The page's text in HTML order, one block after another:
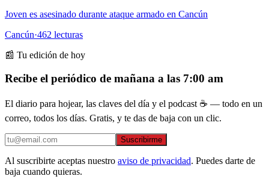
Joven es asesinado durante ataque armado en Cancún
Cancún·462 lecturas
📰 Tu edición de hoy
Recibe el periódico de mañana a las 7:00 am
El diario para hojear, las claves del día y el podcast ☕ — todo en un
correo, todos los días. Gratis, y te das de baja con un clic.
Suscribirme
Al suscribirte aceptas nuestro aviso de privacidad. Puedes darte de
baja cuando quieras.